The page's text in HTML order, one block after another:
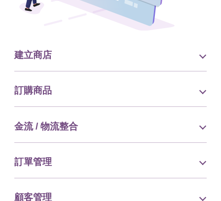
建立商店
訂購商品
金流 / 物流整合
訂單管理
顧客管理